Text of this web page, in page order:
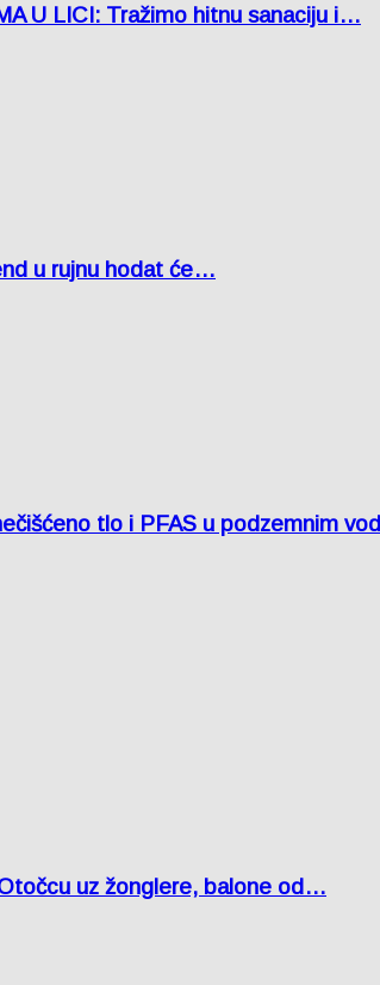
U LICI: Tražimo hitnu sanaciju i…
u rujnu hodat će…
tlo i PFAS u podzemnim
uz žonglere, balone od…